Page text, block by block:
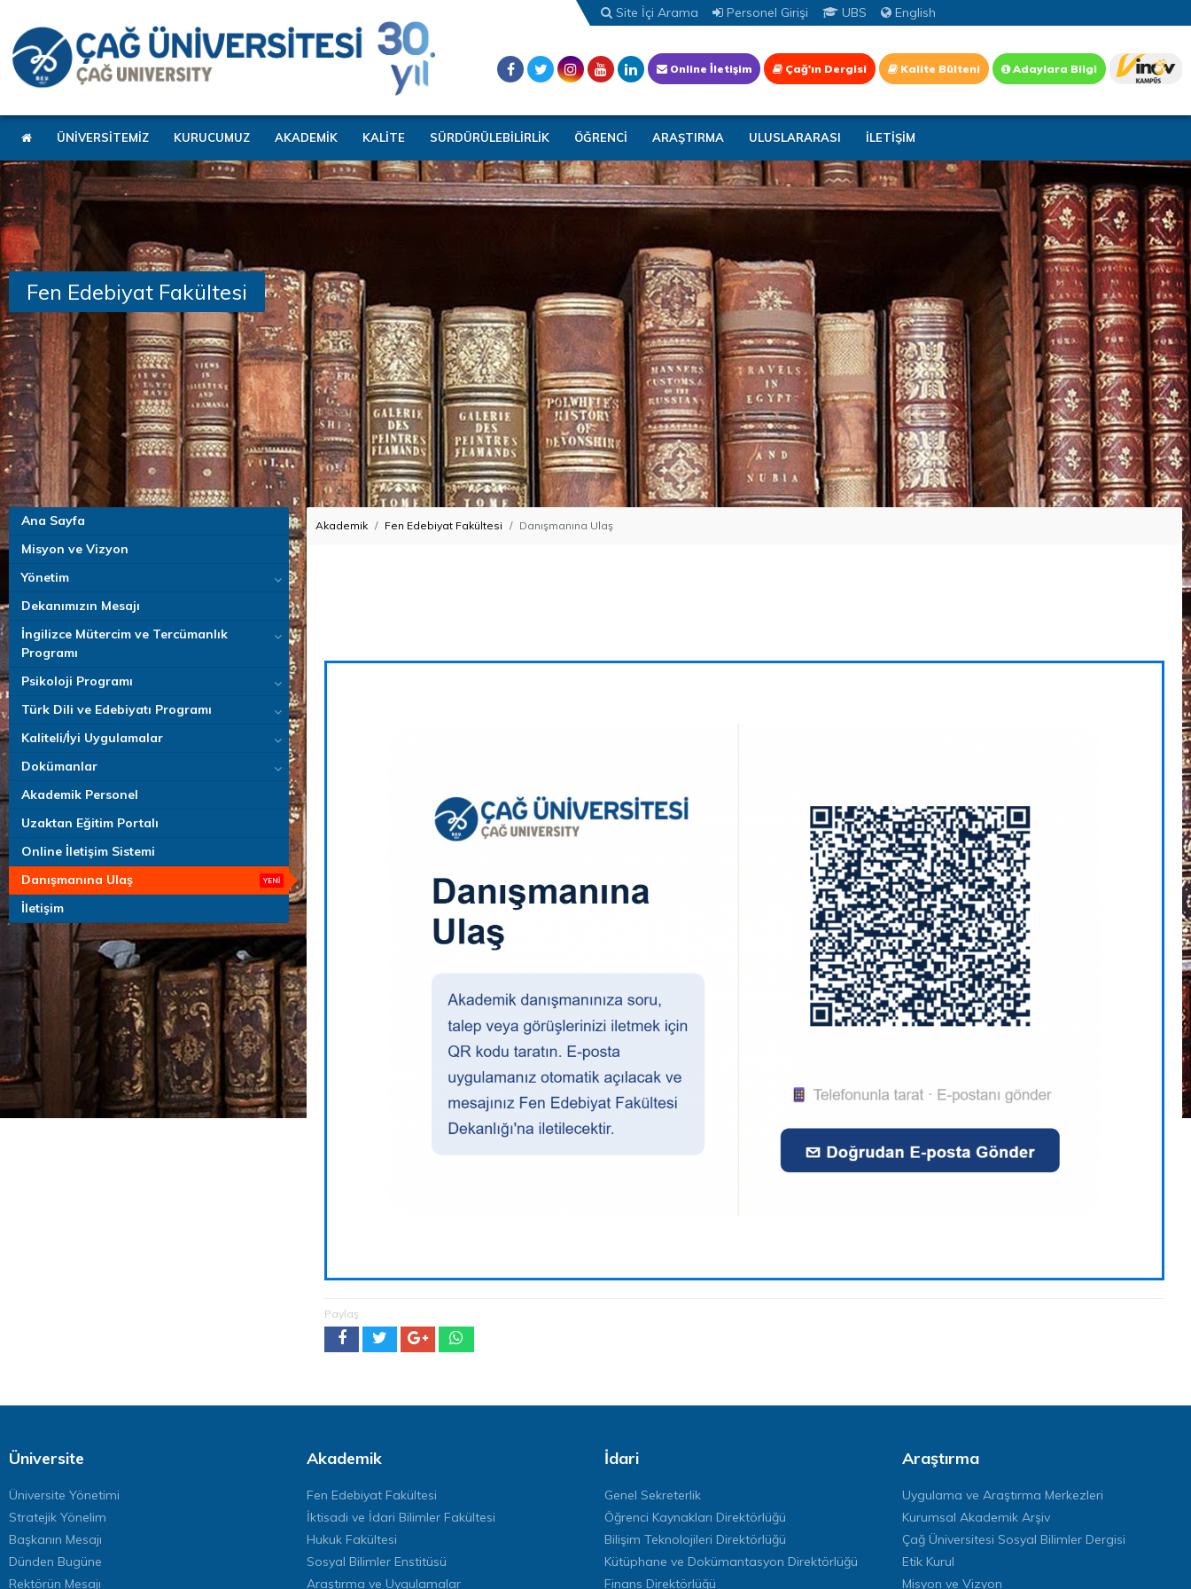
Site İçi Arama Personel Girişi UBS English
Online İletişim Çağ'ın Dergisi Kalite Bülteni Adaylara Bilgi
ÜNİVERSİTEMİZ KURUCUMUZ AKADEMİK KALİTE SÜRDÜRÜLEBİLİRLİK ÖĞRENCİ ARAŞTIRMA ULUSLARARASI İLETİŞİM
Fen Edebiyat Fakültesi
Ana Sayfa
Misyon ve Vizyon
Yönetim
Dekanımızın Mesajı
İngilizce Mütercim ve Tercümanlık
Programı
Psikoloji Programı
Türk Dili ve Edebiyatı Programı
Kaliteli/İyi Uygulamalar
Dokümanlar
Akademik Personel
Uzaktan Eğitim Portalı
Online İletişim Sistemi
Danışmanına Ulaş
İletişim
Akademik Fen Edebiyat Fakültesi Danışmanına Ulaş
Paylaş
Üniversite
Üniversite Yönetimi
Stratejik Yönelim
Başkanın Mesajı
Dünden Bugüne
Rektörün Mesajı
Akademik
Fen Edebiyat Fakültesi
İktisadi ve İdari Bilimler Fakültesi
Hukuk Fakültesi
Sosyal Bilimler Enstitüsü
Araştırma ve Uygulamalar
İdari
Genel Sekreterlik
Öğrenci Kaynakları Direktörlüğü
Bilişim Teknolojileri Direktörlüğü
Kütüphane ve Dokümantasyon Direktörlüğü
Finans Direktörlüğü
Araştırma
Uygulama ve Araştırma Merkezleri
Kurumsal Akademik Arşiv
Çağ Üniversitesi Sosyal Bilimler Dergisi
Etik Kurul
Misyon ve Vizyon